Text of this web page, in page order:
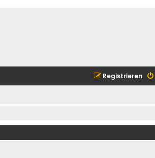
Registrieren